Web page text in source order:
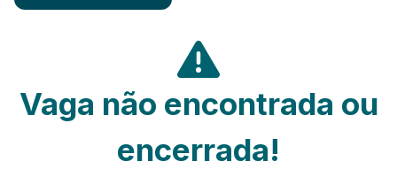
Vaga não encontrada ou
encerrada!